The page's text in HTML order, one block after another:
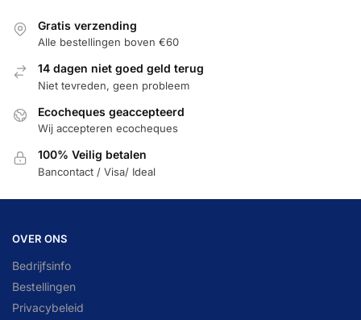
Gratis verzending
Alle bestellingen boven €60
14 dagen niet goed geld terug
Niet tevreden, geen probleem
Ecocheques geaccepteerd
Wij accepteren ecocheques
100% Veilig betalen
Bancontact / Visa/ Ideal
OVER ONS
Bedrijfsinfo
Bestellingen
Privacybeleid